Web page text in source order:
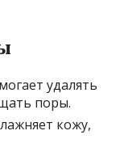
удалять
поры.
кожу,